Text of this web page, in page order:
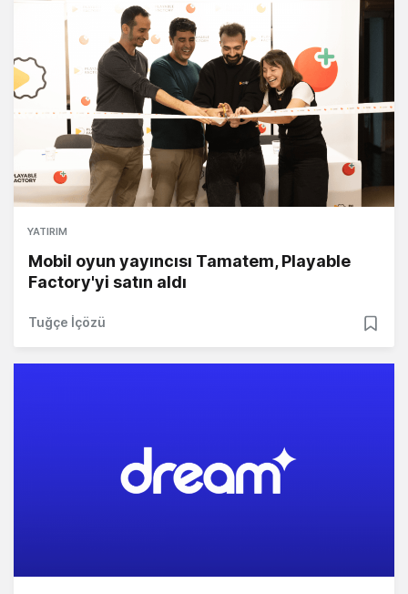
YATIRIM
Mobil oyun yayıncısı Tamatem, Playable
Factory'yi satın aldı
Tuğçe İçözü